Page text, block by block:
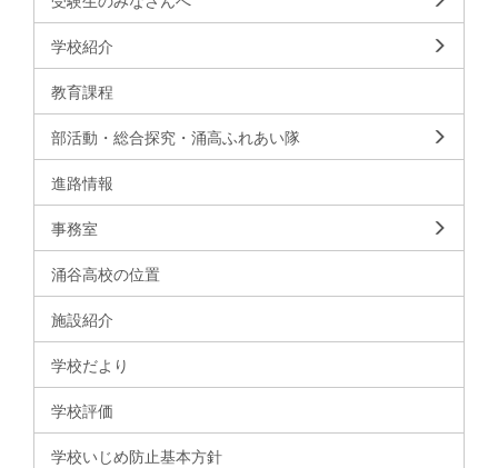
学校紹介
教育課程
部活動・総合探究・涌高ふれあい隊
進路情報
事務室
涌谷高校の位置
施設紹介
学校だより
学校評価
学校いじめ防止基本方針